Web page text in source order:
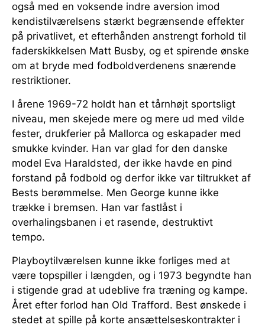
også med en voksende indre aversion imod
kendistilværelsens stærkt begrænsende effekter
på privatlivet, et efterhånden anstrengt forhold til
faderskikkelsen Matt Busby, og et spirende ønske
om at bryde med fodboldverdenens snærende
restriktioner.
I årene 1969-72 holdt han et tårnhøjt sportsligt
niveau, men skejede mere og mere ud med vilde
fester, drukferier på Mallorca og eskapader med
smukke kvinder. Han var glad for den danske
model Eva Haraldsted, der ikke havde en pind
forstand på fodbold og derfor ikke var tiltrukket af
Bests berømmelse. Men George kunne ikke
trække i bremsen. Han var fastlåst i
overhalingsbanen i et rasende, destruktivt
tempo.
Playboytilværelsen kunne ikke forliges med at
være topspiller i længden, og i 1973 begyndte han
i stigende grad at udeblive fra træning og kampe.
Året efter forlod han Old Trafford. Best ønskede i
stedet at spille på korte ansættelseskontrakter i